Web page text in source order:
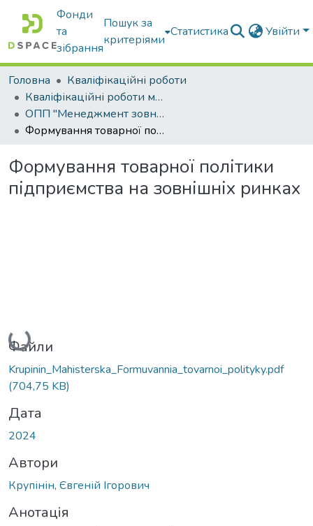
Фонди
та
зібрання
Пошук за
критеріями
Статистика Увійти
Головна
Кваліфікаційні роботи
Кваліфікаційні роботи магістрів
ОПП "Менеджмент зовнішньоекономічної діяльності"
Формування товарної політики підприємства на зовнішніх ринках
Формування товарної політики
підприємства на зовнішніх ринках
Вантажиться...
Файли
Krupinin_Mahisterska_Formuvannia_tovarnoi_polityky.pdf
(704,75 KB)
Дата
2024
Автори
Крупінін, Євгеній Ігорович
Анотація